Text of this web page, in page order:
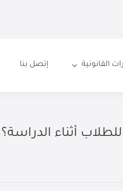
القانونية إتصل بنا
أثناء الدراسة؟